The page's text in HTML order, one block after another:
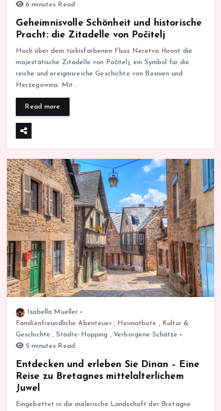
6 minutes Read
Geheimnisvolle Schönheit und historische
Pracht: die Zitadelle von Počitelj
Hoch über dem türkisfarbenen Fluss Neretva thront die
majestätische Zitadelle von Počitelj, ein Symbol für die
reiche und ereignisreiche Geschichte von Bosnien und
Herzegowina. Mit…
Read more
Isabella Mueller
Familienfreundliche Abenteuer, Heimatbote , Kultur &
Geschichte , Städte-Hopping , Verborgene Schätze
5 minutes Read
Entdecken und erleben Sie Dinan – Eine
Reise zu Bretagnes mittelalterlichem
Juwel
Eingebettet in die malerische Landschaft der Bretagne